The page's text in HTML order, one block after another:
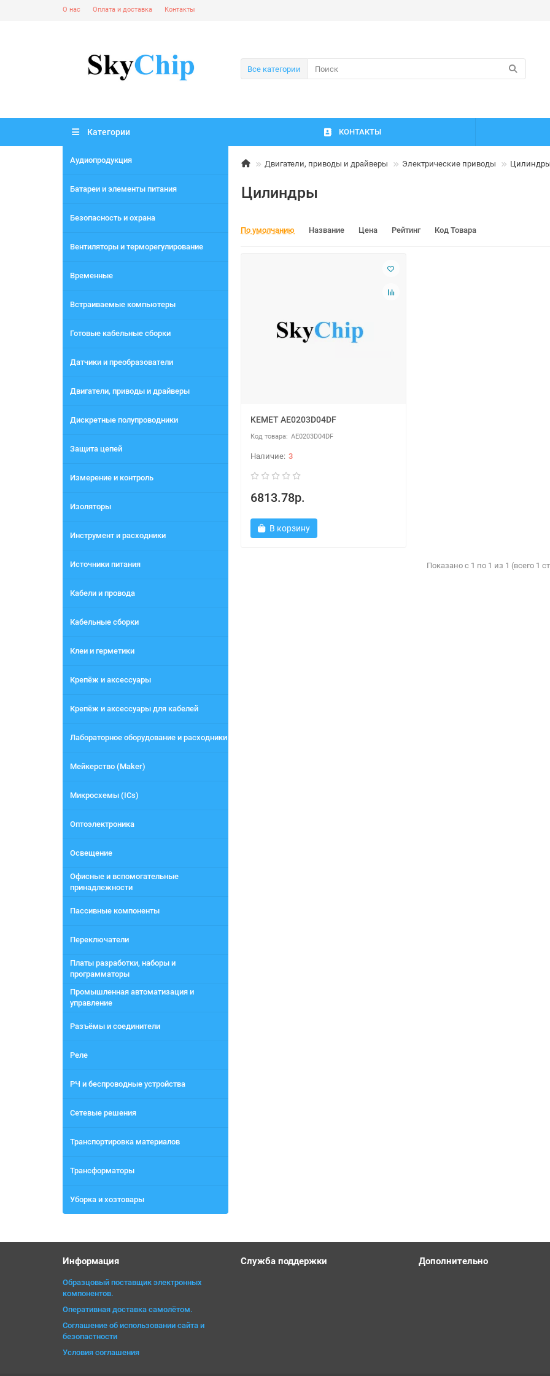
О нас Оплата и доставка Контакты
Все категории
Категории
Аудиопродукция
Батареи и элементы питания
Безопасность и охрана
Вентиляторы и терморегулирование
Временные
Встраиваемые компьютеры
Готовые кабельные сборки
Датчики и преобразователи
Двигатели, приводы и драйверы
Дискретные полупроводники
Защита цепей
Измерение и контроль
Изоляторы
Инструмент и расходники
Источники питания
Кабели и провода
Кабельные сборки
Клеи и герметики
Крепёж и аксессуары
Крепёж и аксессуары для кабелей
Лабораторное оборудование и расходники
Мейкерство (Maker)
Микросхемы (ICs)
Оптоэлектроника
Освещение
Офисные и вспомогательные
принадлежности
Пассивные компоненты
Переключатели
Платы разработки, наборы и
программаторы
Промышленная автоматизация и
управление
Разъёмы и соединители
Реле
РЧ и беспроводные устройства
Сетевые решения
Транспортировка материалов
Трансформаторы
Уборка и хозтовары
КОНТАКТЫ
Двигатели, приводы и драйверы Электрические приводы Цилиндры
Цилиндры
По умолчанию Название Цена Рейтинг Код Товара
KEMET AE0203D04DF
AE0203D04DF
3
6813.78р.
В корзину
Показано с 1 по 1 из 1 (всего 1
Информация
Образцовый поставщик электронных
компонентов.
Оперативная доставка самолётом.
Соглашение об использовании сайта и
безопастности
Условия соглашения
Служба поддержки Дополнительно